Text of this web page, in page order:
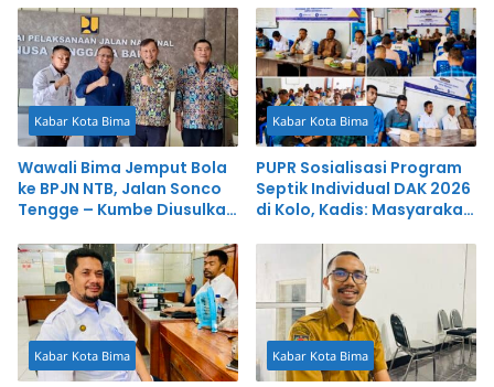
Kabar Kota Bima
Wawali Bima Jemput Bola
ke BPJN NTB, Jalan Sonco
Tengge – Kumbe Diusulkan
Kabar Kota Bima
PUPR Sosialisasi Program
Septik Individual DAK 2026
di Kolo, Kadis: Masyarakat
Kabar Kota Bima Kabar Kota Bima